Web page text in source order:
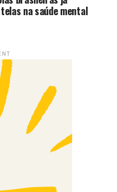
na saúde mental